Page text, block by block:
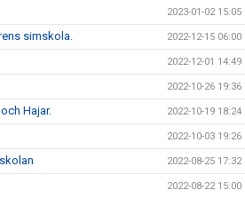
2023-01-02 15:05
simskola. 2022-12-15 06:00
2022-12-01 14:49
2022-10-26 19:36
Hajar. 2022-10-19 18:24
2022-10-03 19:26
2022-08-25 17:32
2022-08-22 15:00